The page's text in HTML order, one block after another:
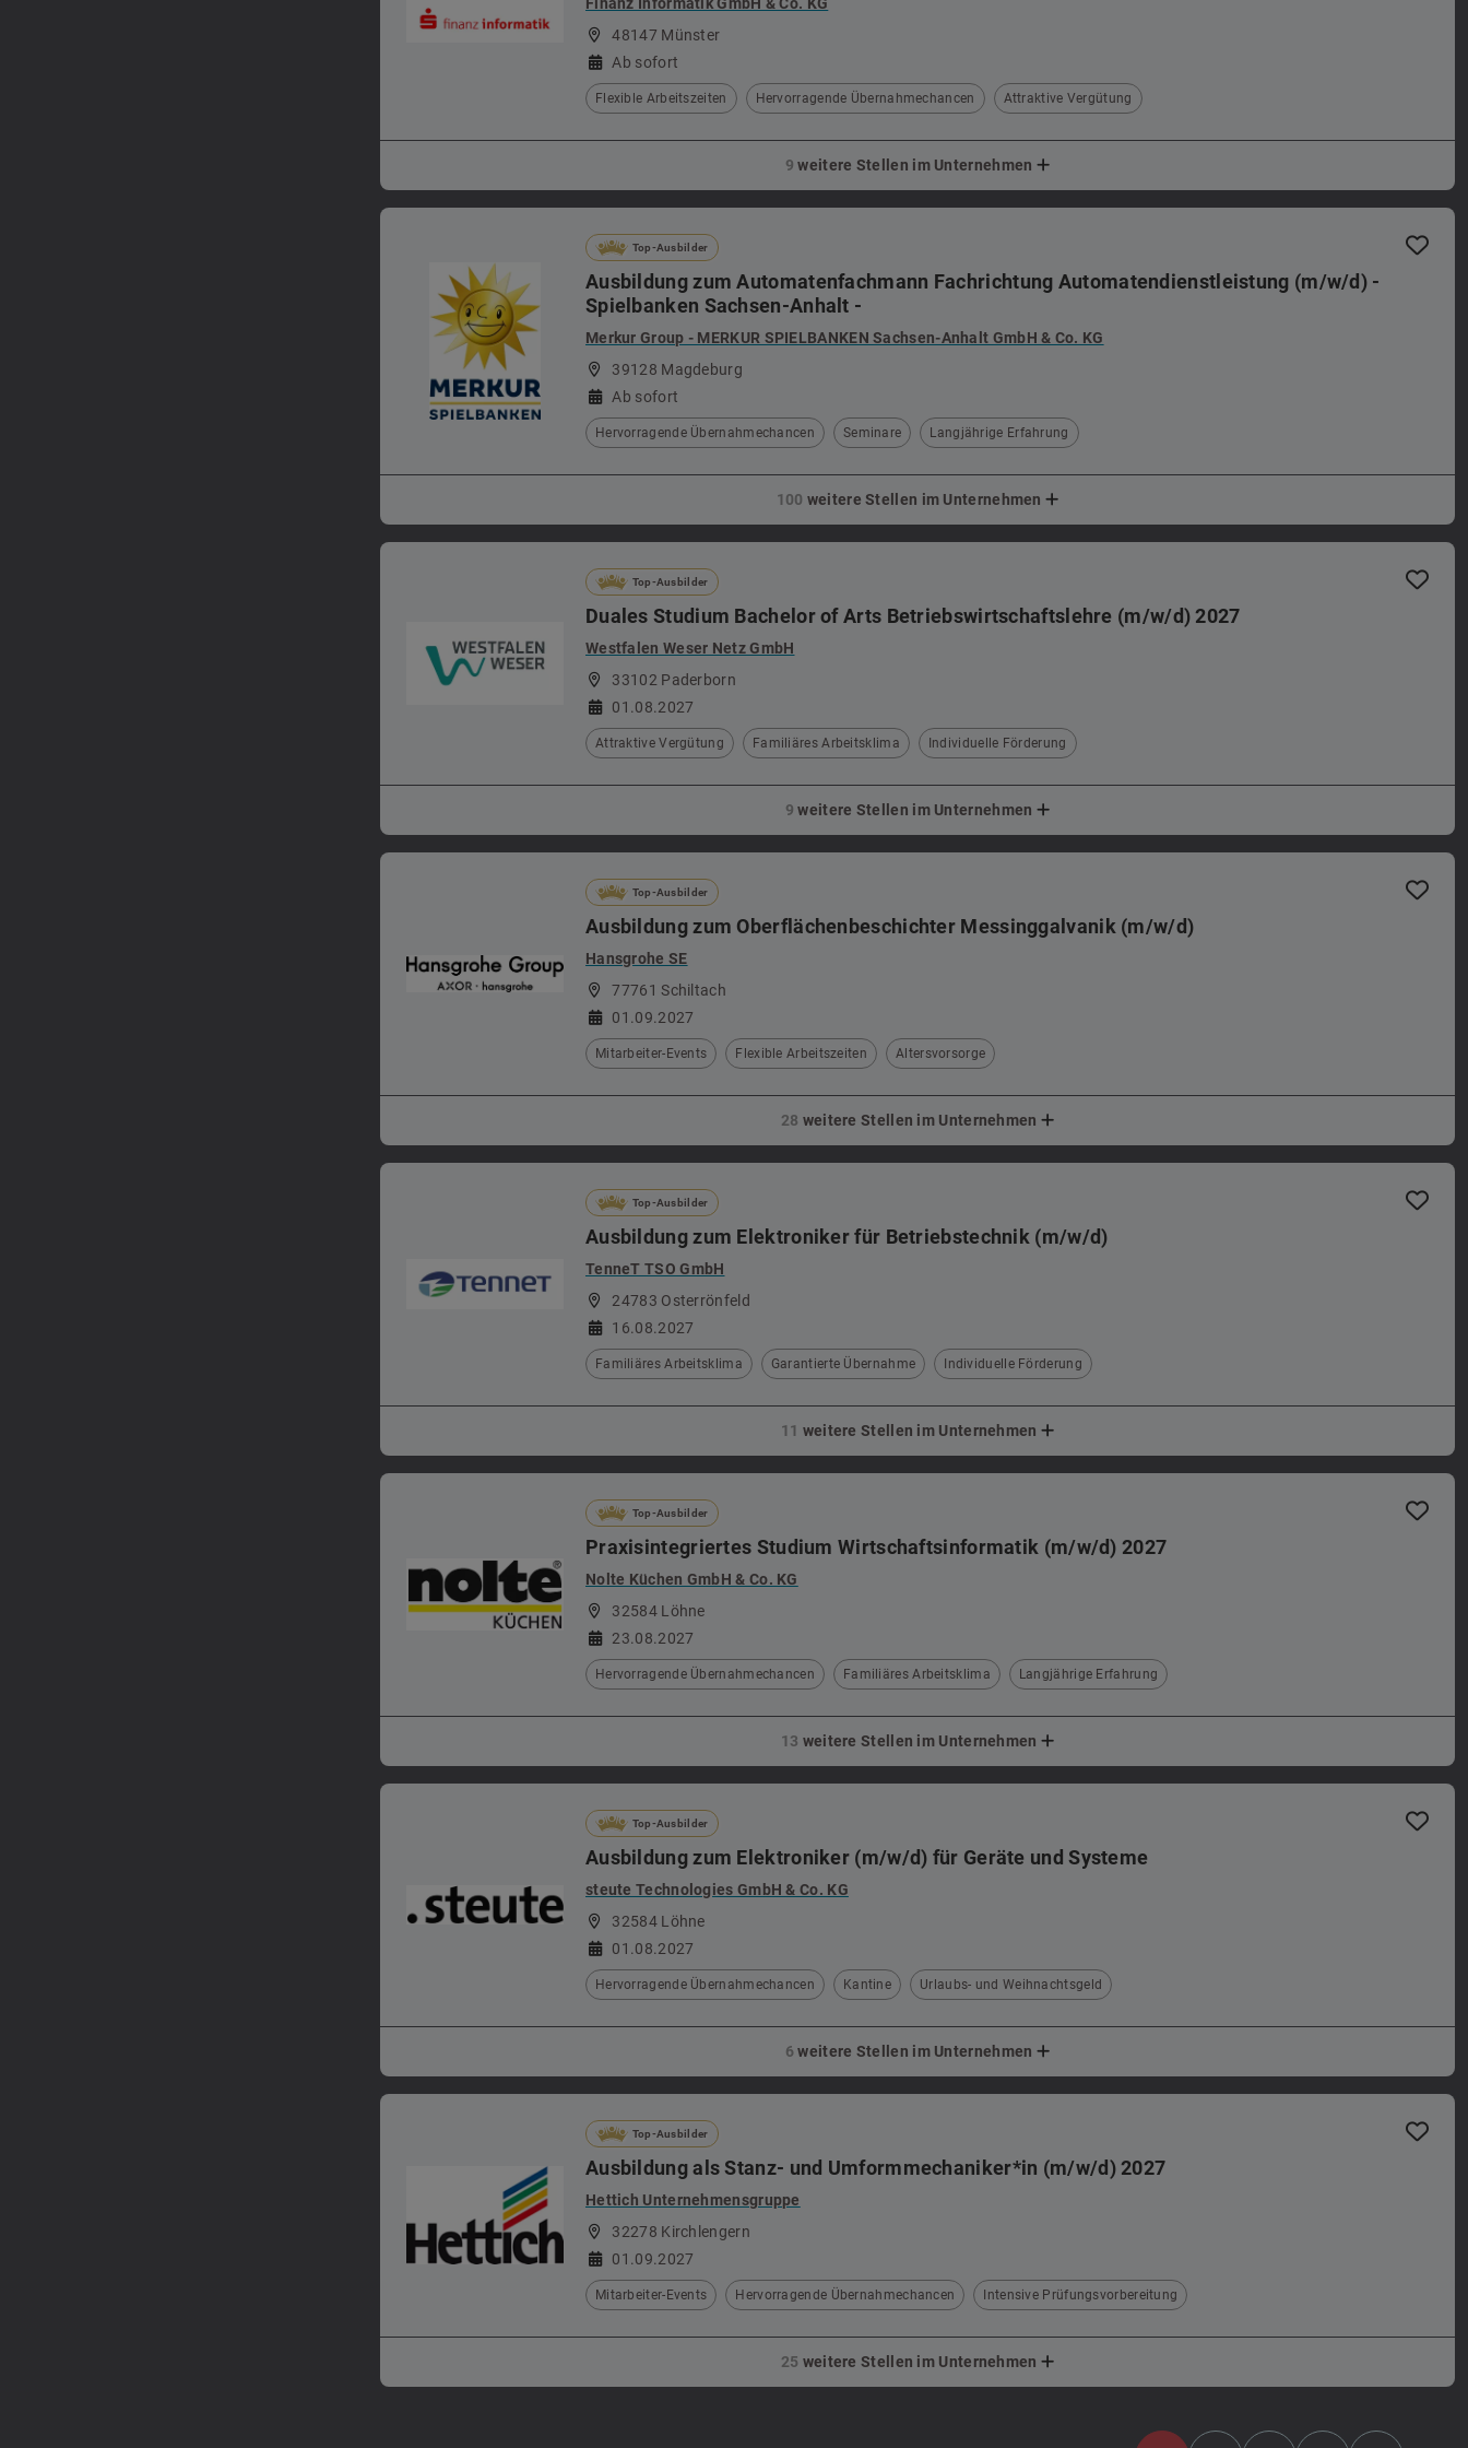
48147 Münster
Ab sofort
Flexible Arbeitszeiten Hervorragende Übernahmechancen Attraktive Vergütung
9 weitere Stellen im Unternehmen
Top-Ausbilder
Ausbildung zum Automatenfachmann Fachrichtung Automatendienstleistung (m/w/d) -
Spielbanken Sachsen-Anhalt -
Merkur Group - MERKUR SPIELBANKEN Sachsen-Anhalt GmbH & Co. KG
39128 Magdeburg
Ab sofort
Hervorragende Übernahmechancen Seminare Langjährige Erfahrung
100 weitere Stellen im Unternehmen
Top-Ausbilder
Duales Studium Bachelor of Arts Betriebswirtschaftslehre (m/w/d) 2027
Westfalen Weser Netz GmbH
33102 Paderborn
01.08.2027
Attraktive Vergütung Familiäres Arbeitsklima Individuelle Förderung
9 weitere Stellen im Unternehmen
Top-Ausbilder
Ausbildung zum Oberflächenbeschichter Messinggalvanik (m/w/d)
Hansgrohe SE
77761 Schiltach
01.09.2027
Mitarbeiter-Events Flexible Arbeitszeiten Altersvorsorge
28 weitere Stellen im Unternehmen
Top-Ausbilder
Ausbildung zum Elektroniker für Betriebstechnik (m/w/d)
TenneT TSO GmbH
24783 Osterrönfeld
16.08.2027
Familiäres Arbeitsklima Garantierte Übernahme Individuelle Förderung
11 weitere Stellen im Unternehmen
Top-Ausbilder
Praxisintegriertes Studium Wirtschaftsinformatik (m/w/d) 2027
Nolte Küchen GmbH & Co. KG
32584 Löhne
23.08.2027
Hervorragende Übernahmechancen Familiäres Arbeitsklima Langjährige Erfahrung
13 weitere Stellen im Unternehmen
Top-Ausbilder
Ausbildung zum Elektroniker (m/w/d) für Geräte und Systeme
steute Technologies GmbH & Co. KG
32584 Löhne
01.08.2027
Hervorragende Übernahmechancen Kantine Urlaubs- und Weihnachtsgeld
6 weitere Stellen im Unternehmen
Top-Ausbilder
Ausbildung als Stanz- und Umformmechaniker*in (m/w/d) 2027
Hettich Unternehmensgruppe
32278 Kirchlengern
01.09.2027
Mitarbeiter-Events Hervorragende Übernahmechancen Intensive Prüfungsvorbereitung
25 weitere Stellen im Unternehmen